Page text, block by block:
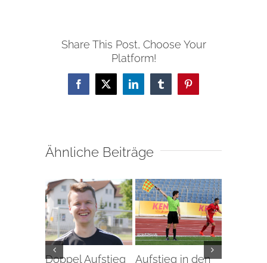
Share This Post, Choose Your
Platform!
Facebook
X LinkedInTumblrPinterest
Ähnliche Beiträge
Doppel Aufstieg Aufstieg in den